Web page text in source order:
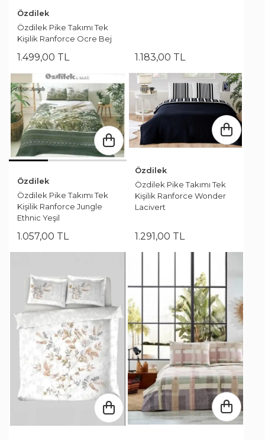
Özdilek
Özdilek Pike Takımı Tek
Kişilik Ranforce Ocre Bej
1.499,00 TL 1.183,00 TL
Özdilek
Özdilek Pike Takımı Tek
Kişilik Ranforce Jungle
Ethnic Yeşil
1.057,00 TL
Özdilek
Özdilek Pike Takımı Tek
Kişilik Ranforce Wonder
Lacivert
1.291,00 TL